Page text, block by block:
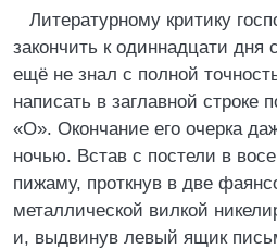
Литературному критику
закончить к одиннадцати
ещё не знал с полной
написать в заглавной строке
«О». Окончание его очерка
ночью. Встав с постели в
пижаму, проткнув в две
металлической вилкой
и, выдвинув левый ящик